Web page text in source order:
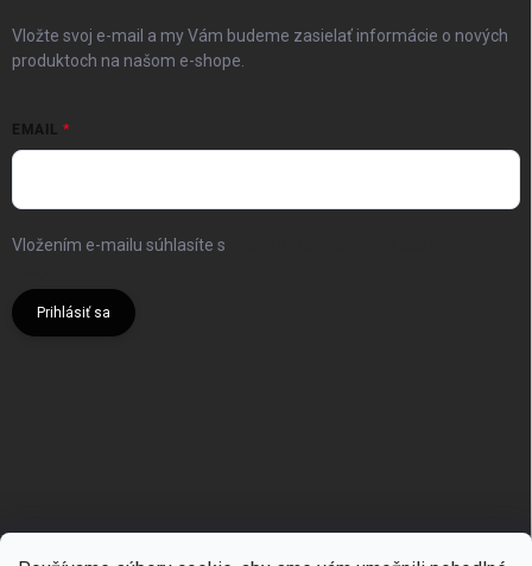
Vložte svoj e-mail a my Vám budeme zasielať informácie o nových
produktoch na našom e-shope.
EMAIL
Vložením e-mailu súhlasíte s
Prihlásiť sa